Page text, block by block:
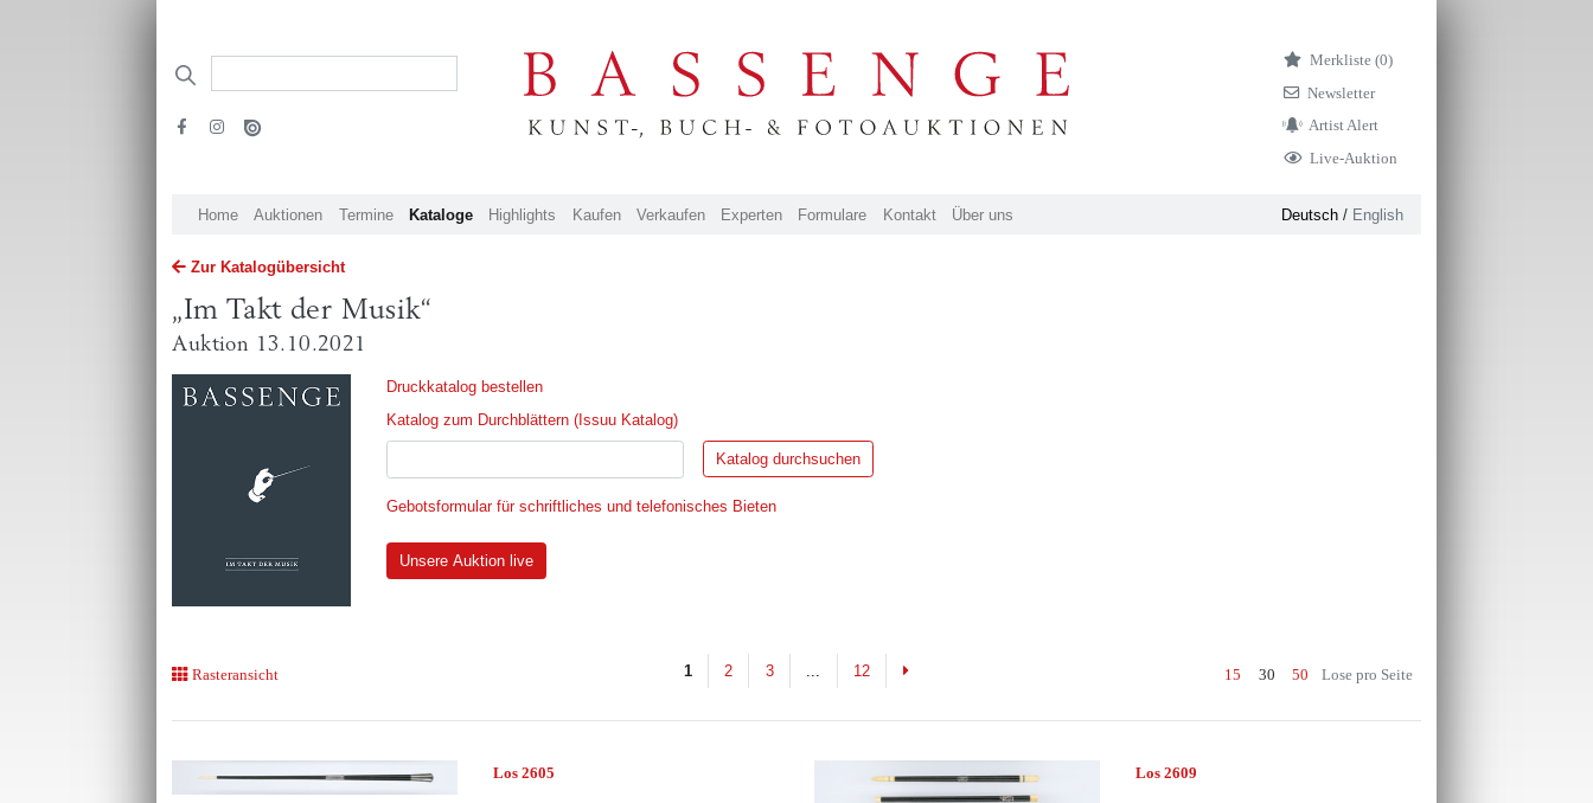
Merkliste (0)
Newsletter
Artist Alert
Live-Auktion
Home Auktionen Termine Kataloge Highlights Kaufen Verkaufen Experten Formulare Kontakt Über uns Deutsch/ English
Zur Katalogübersicht
„Im Takt der Musik“
Auktion 13.10.2021
Druckkatalog bestellen
Katalog zum Durchblättern (Issuu Katalog)
Gebotsformular für schriftliches und telefonisches Bieten
Unsere Auktion live
Rasteransicht 1 2 3 12 Next 15 30 50 Lose pro Seite
Los 2605 Los 2609